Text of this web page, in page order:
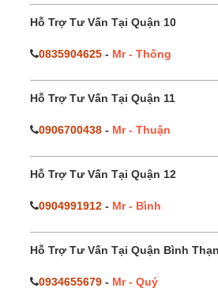
Hỗ Trợ Tư Vấn Tại Quận 10
0835904625 - Mr - Thông
Hỗ Trợ Tư Vấn Tại Quận 11
0906700438 - Mr - Thuận
Hỗ Trợ Tư Vấn Tại Quận 12
0904991912 - Mr - Bình
Hỗ Trợ Tư Vấn Tại Quận Bình
0934655679 - Mr - Quý